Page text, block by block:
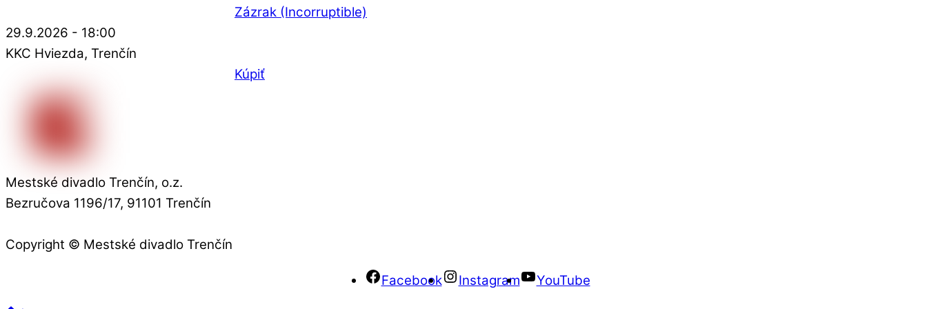
Zázrak (Incorruptible)
29.9.2026 - 18:00
KKC Hviezda Trenčín
Kúpiť
Mestské divadlo Trenčín, o.z.
Bezručova 1196/17, 91101 Trenčín
Copyright © Mestské divadlo Trenčín
Facebook Instagram YouTube